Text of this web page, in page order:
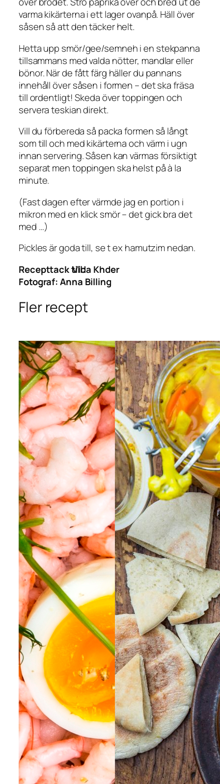
varma kikärterna i ett lager ovanpå. Häll över
såsen så att den täcker helt.
Hetta upp smör/gee/semneh i en stekpanna
tillsammans med valda nötter, mandlar eller
bönor. När de fått färg häller du pannans
innehåll över såsen i formen – det ska fräsa
till ordentligt! Skeda över toppingen och
servera teskian direkt.
Vill du förbereda så packa formen så långt
som till och med kikärterna och värm i ugn
innan servering. Såsen kan värmas försiktigt
separat men toppingen ska helst på à la
minute.
(Fast dagen efter värmde jag en portion i
mikron med en klick smör – det gick bra det
med …)
Pickles är goda till, se t ex hamutzim nedan.
Recepttack till:Vida Khder
Fotograf:Anna Billing
Fler recept